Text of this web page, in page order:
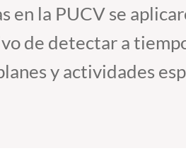
en la PUCV se
de detectar a
y actividades